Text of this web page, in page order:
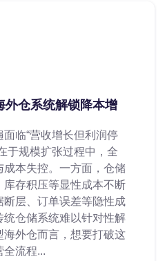
外仓系统解锁降本增
临“营收增长但利润停
于规模扩张过程中，全
本失控。一方面，仓储
库存积压等显性成本不断
层、订单误差等隐性成
仓储系统难以针对性解
海外仓而言，想要打破这
全流程...